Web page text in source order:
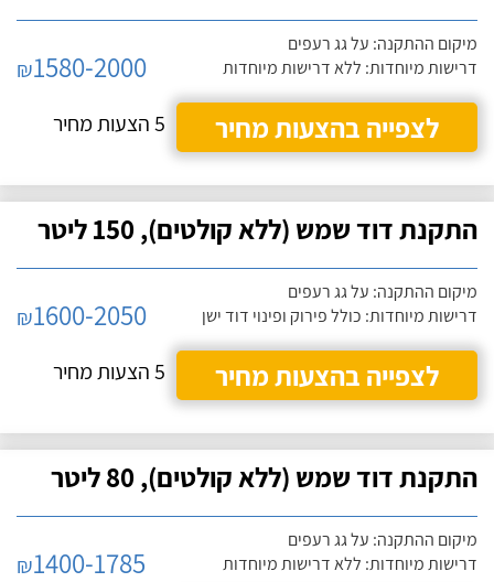
מיקום ההתקנה: על גג רעפים
דרישות מיוחדות: ללא דרישות מיוחדות
₪1580-2000
לצפייה בהצעות מחיר
5 הצעות מחיר
התקנת דוד שמש (ללא קולטים), 150 ליטר
מיקום ההתקנה: על גג רעפים
דרישות מיוחדות: כולל פירוק ופינוי דוד ישן
₪1600-2050
לצפייה בהצעות מחיר
5 הצעות מחיר
התקנת דוד שמש (ללא קולטים), 80 ליטר
מיקום ההתקנה: על גג רעפים
דרישות מיוחדות: ללא דרישות מיוחדות
₪1400-1785